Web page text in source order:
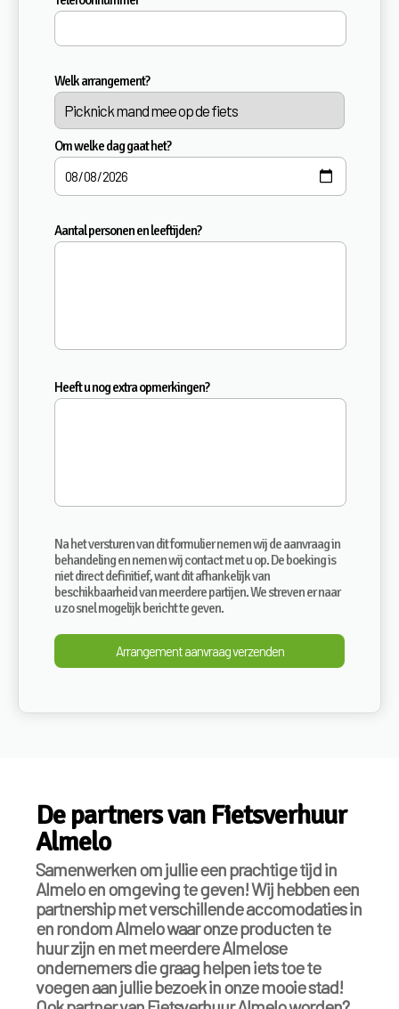
Welk arrangement?
Om welke dag gaat het?
Aantal personen en leeftijden?
Heeft u nog extra opmerkingen?
Na het versturen van dit formulier nemen wij de aanvraag in
behandeling en nemen wij contact met u op. De boeking is
niet direct definitief, want dit afhankelijk van
beschikbaarheid van meerdere partijen. We streven er naar
u zo snel mogelijk bericht te geven.
De partners van Fietsverhuur
Almelo
Samenwerken om jullie een prachtige tijd in
Almelo en omgeving te geven! Wij hebben een
partnership met verschillende accomodaties in
en rondom Almelo waar onze producten te
huur zijn en met meerdere Almelose
ondernemers die graag helpen iets toe te
voegen aan jullie bezoek in onze mooie stad!